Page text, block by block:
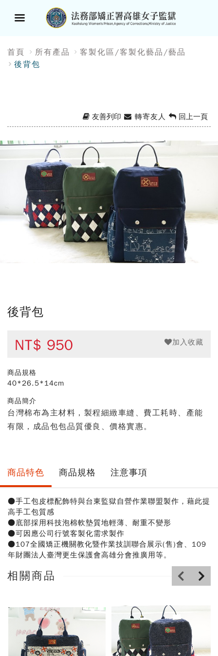
單
首頁 所有產品
客製化區/客製化藝品/藝品
後背包
友善列印 轉寄友人 回上一頁
後背包
NT$ 950 加入收藏
商品規格
40*26.5*14cm
商品簡介
台灣棉布為主材料，製程細緻車縫、費工耗時、產能
有限，成品包包品質優良、價格實惠。
商品特色 商品規格 注意事項
●手工包皮標配飾特與台東監獄自營作業聯盟製作，藉此提
高手工包質感
●底部採用科技泡棉軟墊質地輕薄、耐重不變形
●可因應公司行號客製化需求製作
●107全國矯正機關教化暨作業技訓聯合展示(售)會、109
年財團法人臺灣更生保護會高雄分會推廣用等。
相關商品